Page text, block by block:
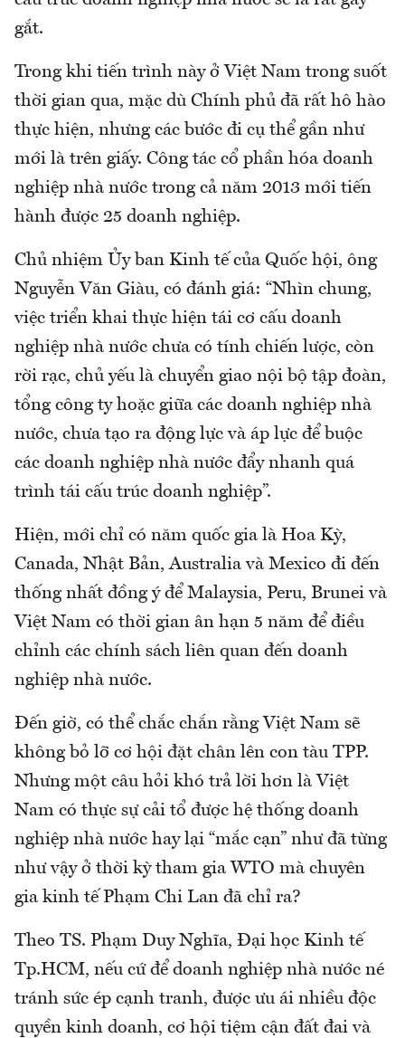
gắt.
Trong khi tiến trình này ở Việt Nam trong suốt
thời gian qua, mặc dù Chính phủ đã rất hô hào
thực hiện, nhưng các bước đi cụ thể gần như
mới là trên giấy. Công tác cổ phần hóa doanh
nghiệp nhà nước trong cả năm 2013 mới tiến
hành được 25 doanh nghiệp.
Chủ nhiệm Ủy ban Kinh tế của Quốc hội, ông
Nguyễn Văn Giàu, có đánh giá: “Nhìn chung,
việc triển khai thực hiện tái cơ cấu doanh
nghiệp nhà nước chưa có tính chiến lược, còn
rời rạc, chủ yếu là chuyển giao nội bộ tập đoàn,
tổng công ty hoặc giữa các doanh nghiệp nhà
nước, chưa tạo ra động lực và áp lực để buộc
các doanh nghiệp nhà nước đẩy nhanh quá
trình tái cấu trúc doanh nghiệp”.
Hiện, mới chỉ có năm quốc gia là Hoa Kỳ,
Canada, Nhật Bản, Australia và Mexico đi đến
thống nhất đồng ý để Malaysia, Peru, Brunei và
Việt Nam có thời gian ân hạn 5 năm để điều
chỉnh các chính sách liên quan đến doanh
nghiệp nhà nước.
Đến giờ, có thể chắc chắn rằng Việt Nam sẽ
không bỏ lỡ cơ hội đặt chân lên con tàu TPP.
Nhưng một câu hỏi khó trả lời hơn là Việt
Nam có thực sự cải tổ được hệ thống doanh
nghiệp nhà nước hay lại “mắc cạn” như đã từng
như vậy ở thời kỳ tham gia WTO mà chuyên
gia kinh tế Phạm Chi Lan đã chỉ ra?
Theo TS. Phạm Duy Nghĩa, Đại học Kinh tế
Tp.HCM, nếu cứ để doanh nghiệp nhà nước né
tránh sức ép cạnh tranh, được ưu ái nhiều độc
quyền kinh doanh, cơ hội tiệm cận đất đai và